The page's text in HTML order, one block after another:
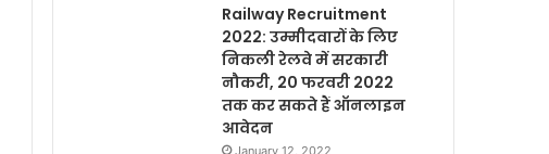
Railway Recruitment
2022: उम्मीदवारों के लिए
निकली रेलवे में सरकारी
नौकरी, 20 फरवरी 2022
तक कर सकते हैं ऑनलाइन
आवेदन